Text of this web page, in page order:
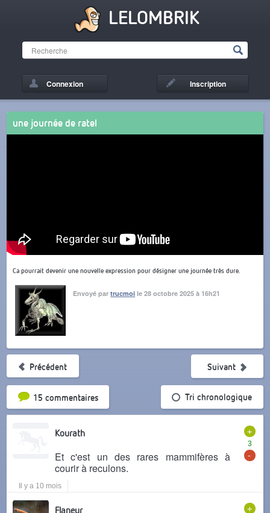
LELOMBRIK
Connexion Inscription
une journée de ratel
Ca pourrait devenir une nouvelle expression pour désigner une journée très dure.
Envoyé partrucmoi le 28 octobre 2025 à 16h21
Précédent
15 commentairesTri par popularité Tri chronologique
Suivant
+
3
-
Kourath
Et c'est un des rares mammifères à
courir à reculons.
Il y a 10 mois
+
Flaneur